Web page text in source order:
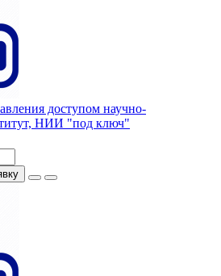
доступом научно-
НИИ "под ключ"